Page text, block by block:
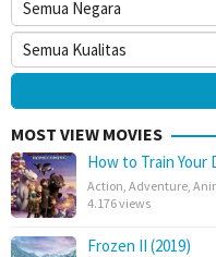
MOST VIEW MOVIES
How to Train Your
Action Adventure
4.176 views
Frozen II (2019)